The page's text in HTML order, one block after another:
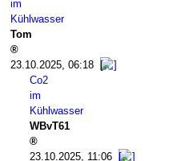
im
Kühlwasser
Tom
23.10.2025, 06:18
Co2
im
Kühlwasser
WBvT61
23.10.2025, 11:06